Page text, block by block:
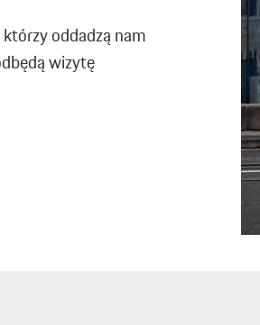
oddadzą nam
wizytę